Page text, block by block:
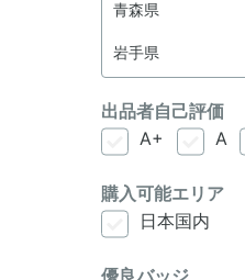
出品者自己評価
A+
A
購入可能エリア
日本国内